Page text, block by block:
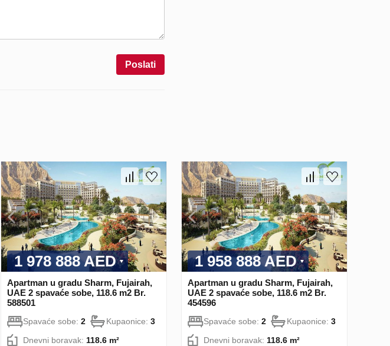
Poslati
1 978 888 AED
Apartman u gradu Sharm, Fujairah,
UAE 2 spavaće sobe, 118.6 m2 Br.
588501
Spavaće sobe: 2 Kupaonice: 3
Dnevni boravak: 118.6 m²
1 958 888 AED
Apartman u gradu Sharm, Fujairah,
UAE 2 spavaće sobe, 118.6 m2 Br.
454596
Spavaće sobe: 2 Kupaonice: 3
Dnevni boravak: 118.6 m²